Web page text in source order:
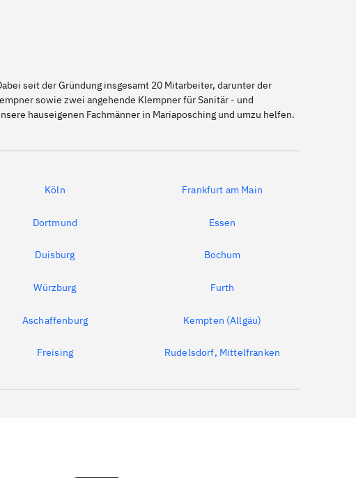
seit der Gründung insgesamt 20 Mitarbeiter, darunter der
sowie zwei angehende Klempner für Sanitär - und
hauseigenen Fachmänner in Mariaposching und umzu helfen.
Köln Frankfurt am Main
Dortmund Essen
Duisburg Bochum
Würzburg Furth
Aschaffenburg Kempten (Allgäu)
Freising Rudelsdorf, Mittelfranken